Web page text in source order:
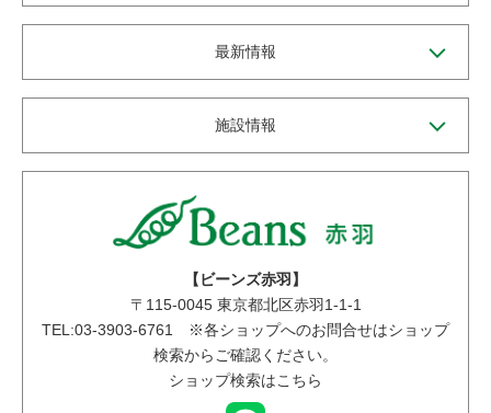
最新情報
施設情報
【ビーンズ赤羽】
〒 115-0045東京都北区赤羽1-1-1
TEL:03-3903-6761 ※各ショップへのお問合せはショップ
検索からご確認ください。
ショップ検索はこちら